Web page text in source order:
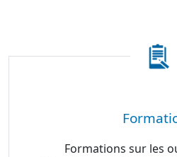
Formations sur les